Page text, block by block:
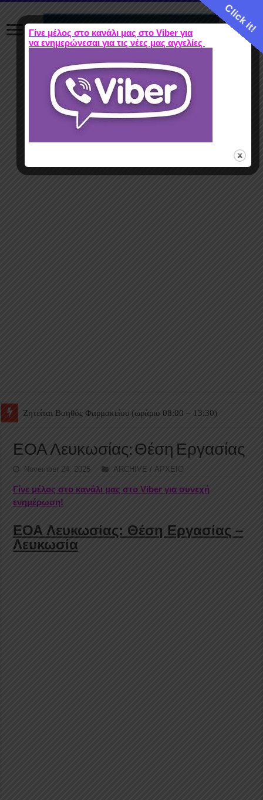
Ζητείται Βοηθός Θαλάμου
ΕΟΑ Λευκωσίας: Θέση Εργασίας
November 24, 2025 ARCHIVE / ΑΡΧΕΙΟ
Γίνε μέλος στο κανάλι μας στο Viber για συνεχή
ενημέρωση!
ΕΟΑ Λευκωσίας: Θέση Εργασίας –
Λευκωσία
Click it!
Γίνε μέλος στο κανάλι μας στο Viber για
να ενημερώνεσαι για τις νέες μας αγγελίες